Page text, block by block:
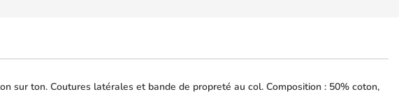
sur ton. Coutures latérales et bande de propreté au col. Composition : 50% coton,